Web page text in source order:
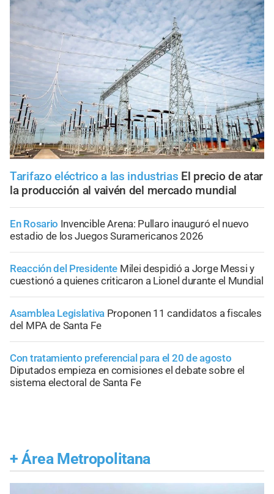
Tarifazo eléctrico a las industrias El precio de atar
la producción al vaivén del mercado mundial
En Rosario Invencible Arena: Pullaro inauguró el nuevo
estadio de los Juegos Suramericanos 2026
Reacción del Presidente Milei despidió a Jorge Messi y
cuestionó a quienes criticaron a Lionel durante el Mundial
Asamblea Legislativa Proponen 11 candidatos a fiscales
del MPA de Santa Fe
Con tratamiento preferencial para el 20 de agosto
Diputados empieza en comisiones el debate sobre el
sistema electoral de Santa Fe
+ Área Metropolitana